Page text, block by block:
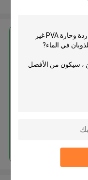
ل
مخصصة باردة وحارة PVA غير
الداخلي قابلة